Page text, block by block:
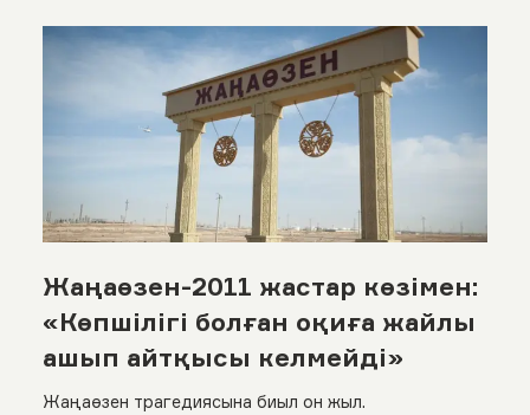
Жаңаөзен-2011 жастар көзімен:
«Көпшілігі болған оқиға жайлы
ашып айтқысы келмейді»
Жаңаөзен трагедиясына биыл он жыл.